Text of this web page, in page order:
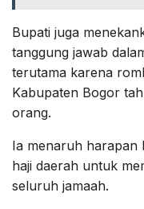
Bupati juga
tanggung jawab
terutama karena
Kabupaten Bogor
orang.
Ia menaruh harapan
haji daerah untuk
seluruh jamaah.